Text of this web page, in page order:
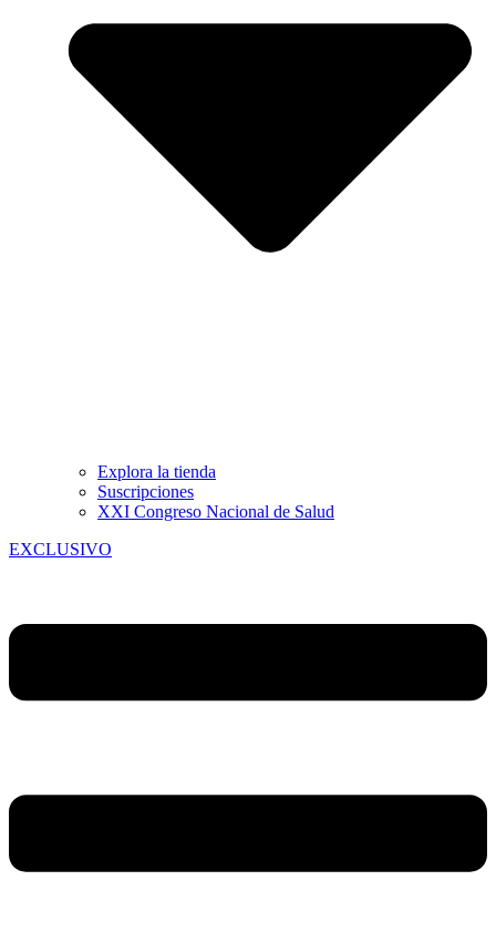
Explora la tienda
Suscripciones
XXI Congreso Nacional de Salud
EXCLUSIVO